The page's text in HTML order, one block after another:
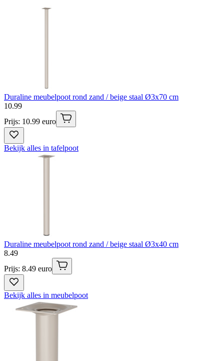
Duraline meubelpoot rond zand / beige staal Ø3x70 cm
10.99
Prijs: 10.99 euro
Bekijk alles in tafelpoot
Duraline meubelpoot rond zand / beige staal Ø3x40 cm
8.49
Prijs: 8.49 euro
Bekijk alles in meubelpoot